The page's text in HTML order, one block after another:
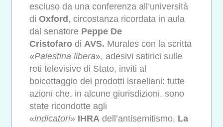
escluso da una conferenza all’università
di Oxford , circostanza ricordata in aula
dal senatore Peppe De
Cristofaro di AVS. Murales con la scritta
«Palestina libera», adesivi satirici sulle
reti televisive di Stato, inviti al
boicottaggio dei prodotti israeliani: tutte
azioni che, in alcune giurisdizioni, sono
state ricondotte agli
«indicatori» IHRA dell’antisemitismo. La